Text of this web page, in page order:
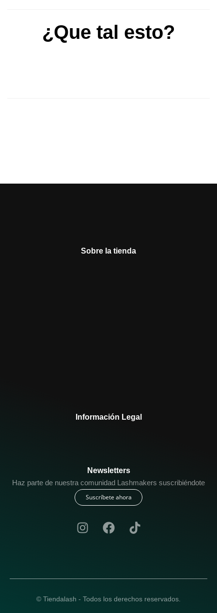
¿Que tal esto?
Sobre la tienda
Información Legal
Newsletters
Haz parte de nuestra comunidad Lashmakers suscribiéndote
Suscríbete ahora
© Tiendalash - Todos los derechos reservados.